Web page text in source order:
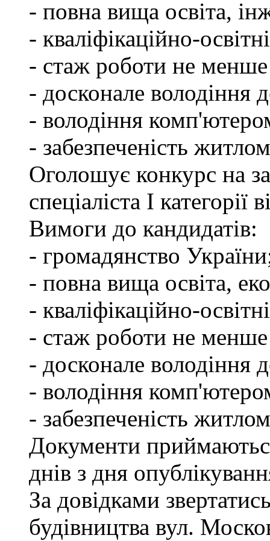
- повна вища освіта,
- кваліфікаційно-
- стаж роботи не менше
- досконале
- володіння
- забезпеченість
Оголошує конкурс на
спеціаліста І
Вимоги до кандидатів:
- громадянство
- повна вища освіта,
- кваліфікаційно-
- стаж роботи не менше
- досконале
- володіння
- забезпеченість
Документи
днів з дня
За довідками
будівництва вул.